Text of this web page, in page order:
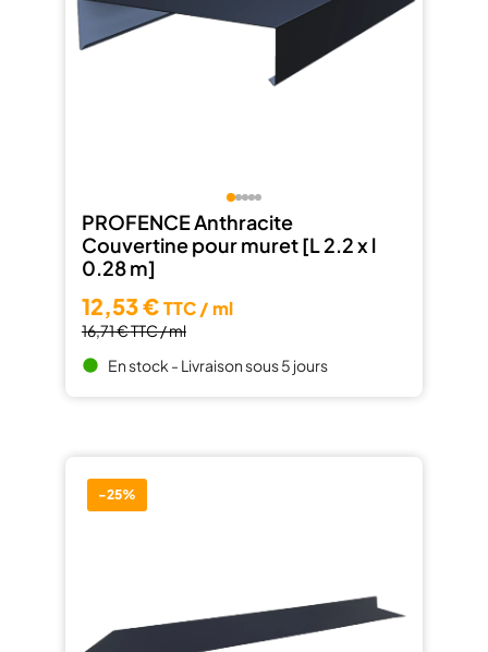
PROFENCE Anthracite
Couvertine pour muret [L 2.2 x l
0.28 m]
12,53 €TTC / ml
16,71 €TTC / ml
brightness_1 En stock - Livraison sous 5 jours
-25%